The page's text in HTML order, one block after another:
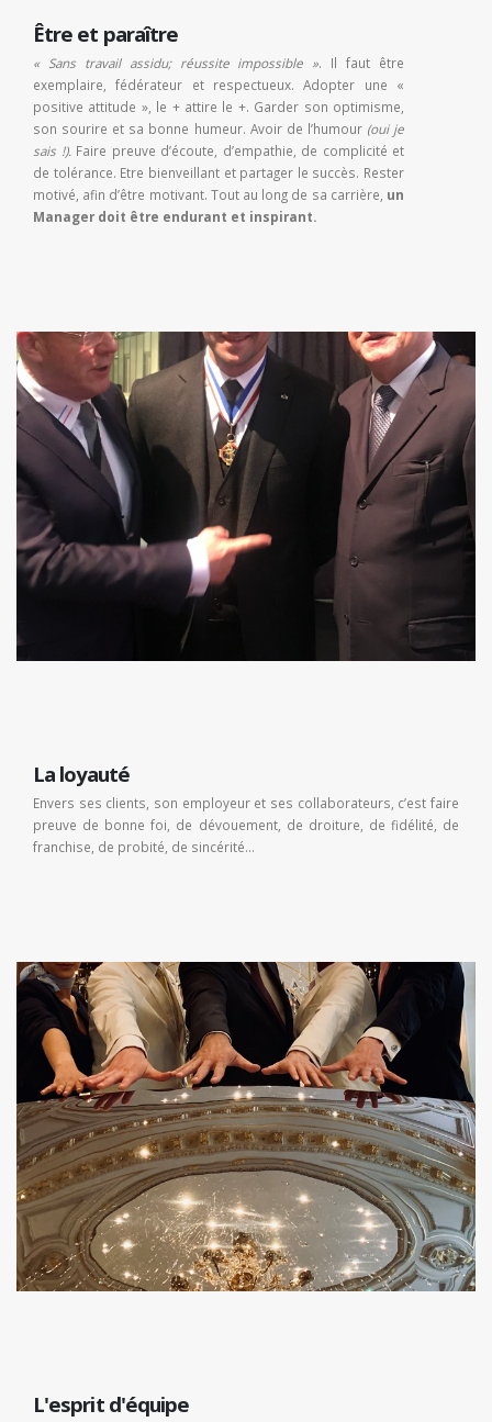
Être et paraître
« Sans travail assidu; réussite impossible ». Il faut être
exemplaire, fédérateur et respectueux. Adopter une «
positive attitude », le + attire le +. Garder son optimisme,
son sourire et sa bonne humeur. Avoir de l’humour (oui je
sais !). Faire preuve d’écoute, d’empathie, de complicité et
de tolérance. Etre bienveillant et partager le succès. Rester
motivé, afin d’être motivant. Tout au long de sa carrière, un
Manager doit être endurant et inspirant.
La loyauté
Envers ses clients, son employeur et ses collaborateurs, c’est faire
preuve de bonne foi, de dévouement, de droiture, de fidélité, de
franchise, de probité, de sincérité…
L'esprit d'équipe